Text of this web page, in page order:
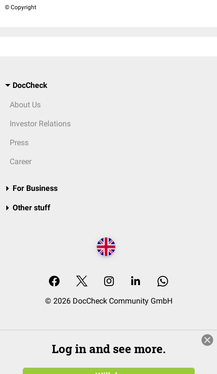
© Copyright
DocCheck
About Us
Investor Relations
Press
Career
For Business
Other stuff
© 2026 DocCheck Community GmbH
Log in and see more.